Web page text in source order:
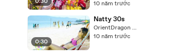
option nhac 2
10 năm trước
0:30
Natty 30s
OrientDragon Production
10 năm trước